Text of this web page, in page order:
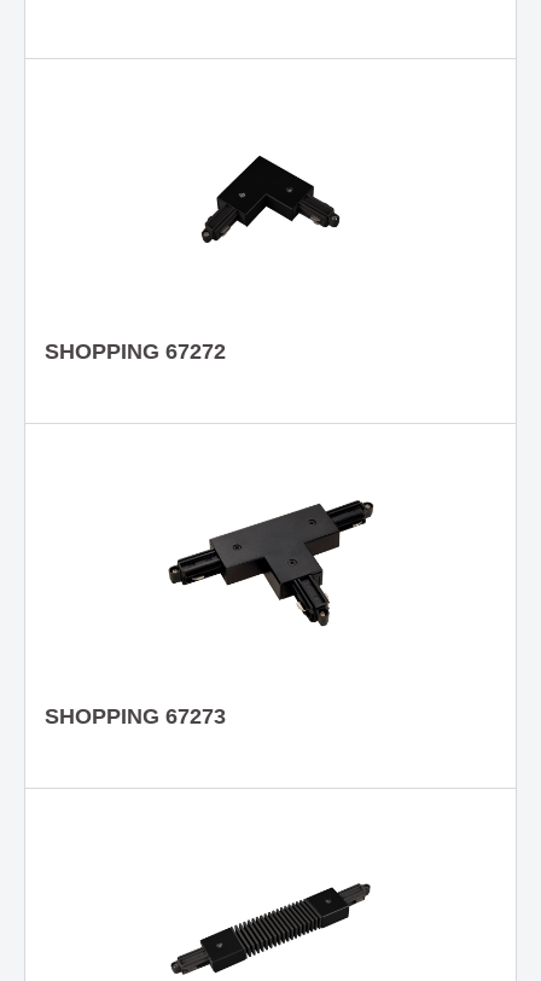
SHOPPING 67272
SHOPPING 67273